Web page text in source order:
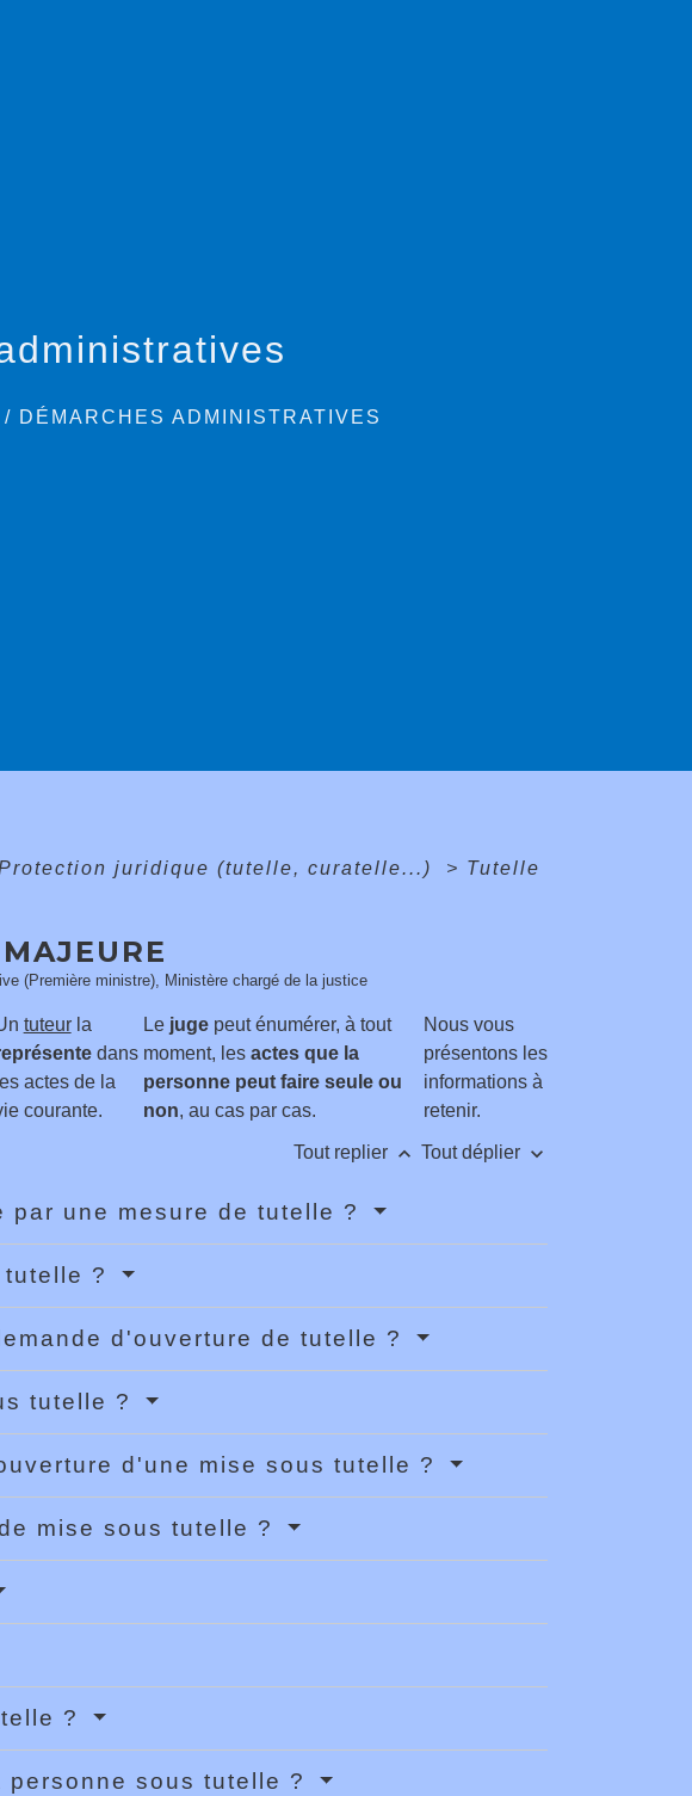
/ DÉMARCHES ADMINISTRATIVES
juridique (tutelle, curatelle...) > Tutelle
(Première ministre), Ministère chargé de la justice
tuteurla
dans
les actes de la
courante.
Le juge peut énumérer, à tout
moment, lesactes que la
personne peut faire seule ou
non, au cas par cas.
Nous vous
présentons les
informations à
retenir.
Tout replier keyboard_arrow_up Tout déplier keyboard_arrow_down
par une mesure de tutelle ?
?
d'ouverture de tutelle ?
tutelle ?
d'une mise sous tutelle ?
mise sous tutelle ?
?
sous tutelle ?